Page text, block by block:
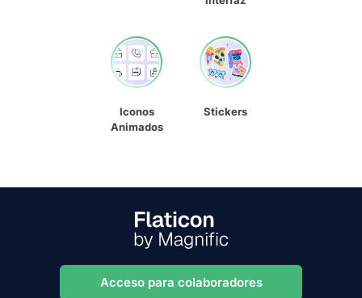
Iconos
Animados
Stickers
Acceso para colaboradores